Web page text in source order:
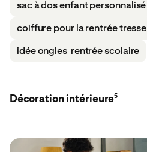
sac à dos enfant personnalisé
coiffure pour la rentrée tresse
idée ongles rentrée scolaire
Décoration intérieure5